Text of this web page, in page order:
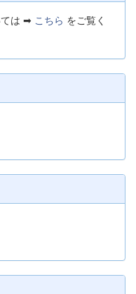
ては ➡ こちら をご覧く